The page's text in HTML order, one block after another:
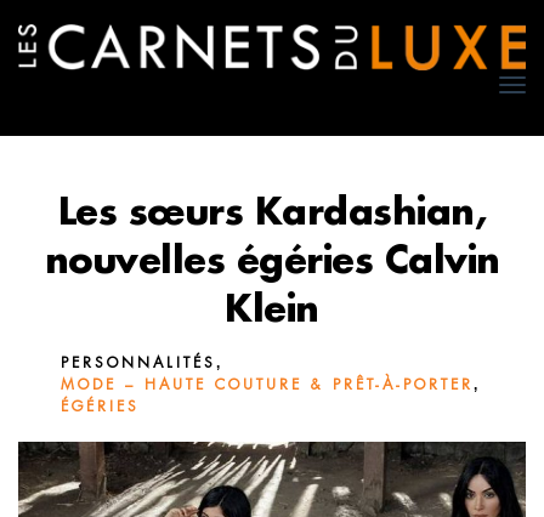
Les sœurs Kardashian,
nouvelles égéries Calvin
Klein
PERSONNALITÉS ,
MODE – HAUTE COUTURE & PRÊT-À-PORTER ,
ÉGÉRIES